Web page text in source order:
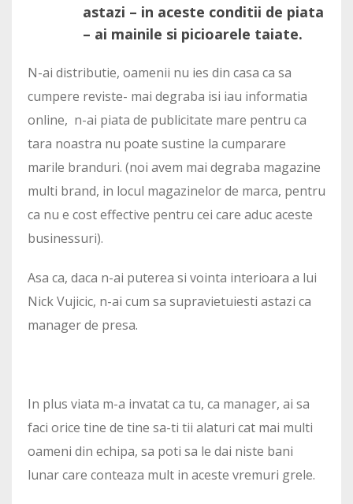
astazi – in aceste conditii de piata
– ai mainile si picioarele taiate.
N-ai distributie, oamenii nu ies din casa ca sa
cumpere reviste- mai degraba isi iau informatia
online, n-ai piata de publicitate mare pentru ca
tara noastra nu poate sustine la cumparare
marile branduri. (noi avem mai degraba magazine
multi brand, in locul magazinelor de marca, pentru
ca nu e cost effective pentru cei care aduc aceste
businessuri).
Asa ca, daca n-ai puterea si vointa interioara a lui
Nick Vujicic, n-ai cum sa supravietuiesti astazi ca
manager de presa.
In plus viata m-a invatat ca tu, ca manager, ai sa
faci orice tine de tine sa-ti tii alaturi cat mai multi
oameni din echipa, sa poti sa le dai niste bani
lunar care conteaza mult in aceste vremuri grele.